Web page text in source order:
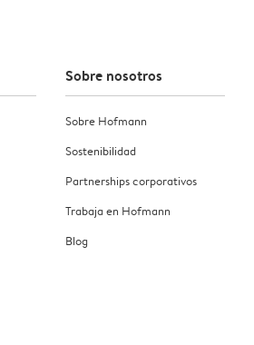
Sobre nosotros
Sobre Hofmann
Sostenibilidad
Partnerships corporativos
Trabaja en Hofmann
Blog